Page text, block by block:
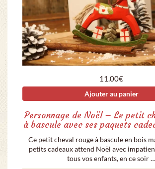
11.00€
Ajouter au panier
Personnage de Noël – Le petit
à bascule avec ses paquets
Ce petit cheval rouge à bascule en bois
petits cadeaux attend Noël avec
tous vos enfants, en ce soir …